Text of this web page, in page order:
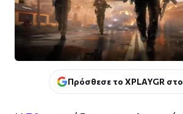
Πρόσθεσε το XPLAYGR